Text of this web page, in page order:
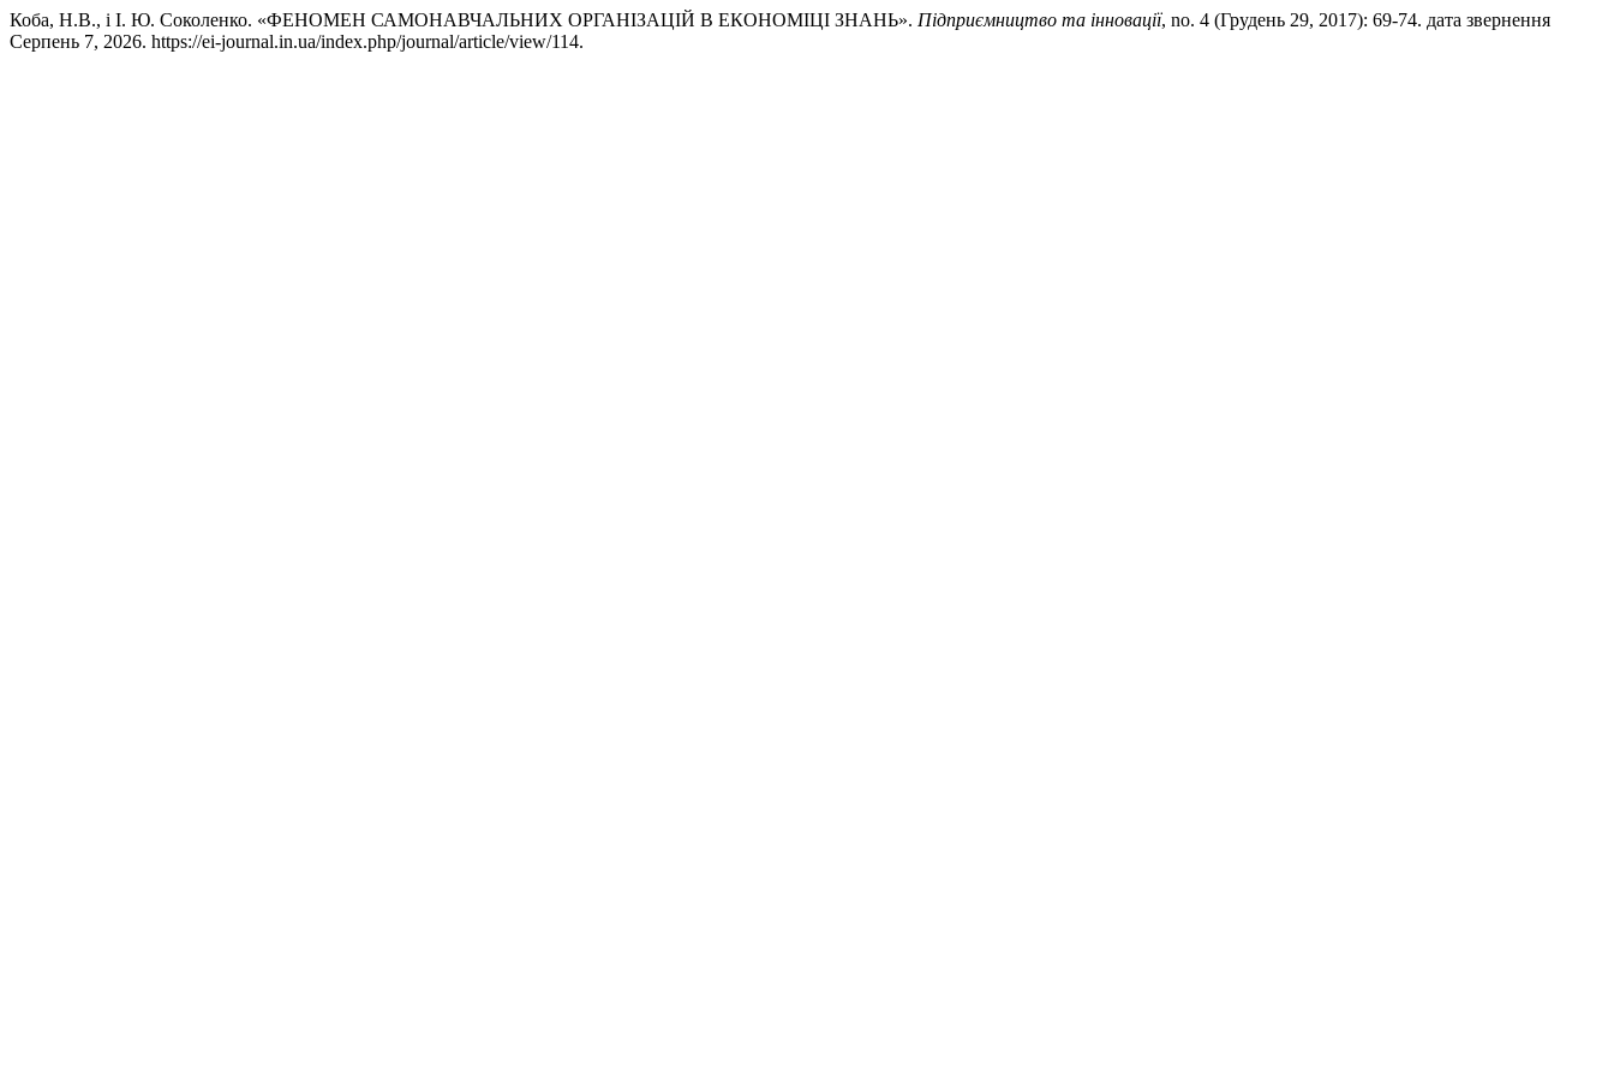
Коба, Н.В., і І. Ю. Соколенко. «ФЕНОМЕН САМОНАВЧАЛЬНИХ ОРГАНІЗАЦІЙ В ЕКОНОМІЦІ ЗНАНЬ». Підприємництво та інновації, no. 4 (Грудень 29, 2017): 69-74. дата звернення
Серпень 7, 2026. https://ei-journal.in.ua/index.php/journal/article/view/114.